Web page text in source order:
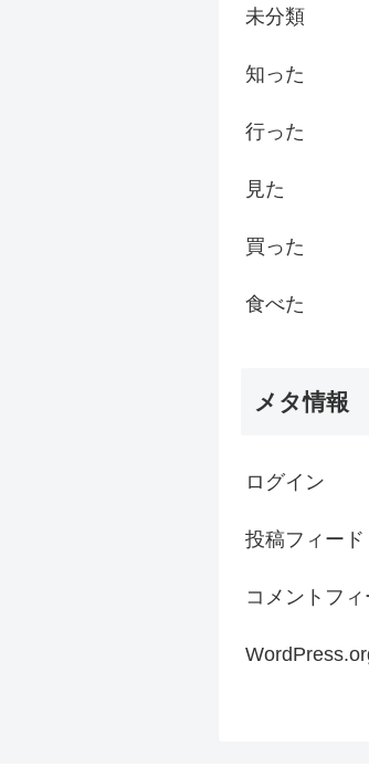
未分類
知った
行った
見た
買った
食べた
メタ情報
ログイン
投稿フィード
コメントフィ